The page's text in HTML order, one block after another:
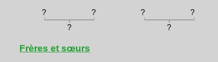
? ? ?
?
?
?
Frères et sœurs